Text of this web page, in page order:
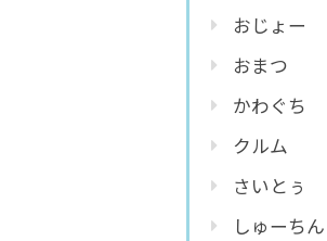
おじょー
おまつ
かわぐち
クルム
さいとぅ
しゅーちん